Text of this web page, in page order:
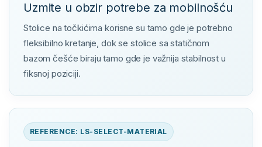
Uzmite u obzir potrebe za mobilnošću
Stolice na točkićima korisne su tamo gde je potrebno
fleksibilno kretanje, dok se stolice sa statičnom
bazom češće biraju tamo gde je važnija stabilnost u
fiksnoj poziciji.
REFERENCE: LS-SELECT-MATERIAL